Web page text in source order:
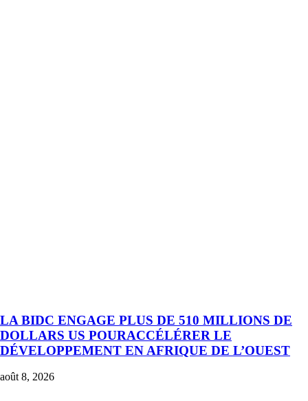
LA BIDC ENGAGE PLUS DE 510 MILLIONS DE
DOLLARS US POURACCÉLÉRER LE
DÉVELOPPEMENT EN AFRIQUE DE L’OUEST
août 8, 2026